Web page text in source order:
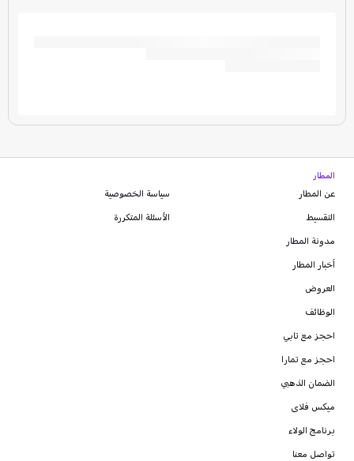
المطار
عن المطار
التقسيط
مدونة المطار
أخبار المطار
العروض
الوظائف
احجز مع تابي
احجز مع تمارا
الضمان الذهبي
ميكس فلاى
برنامج الولاء
سياسة الخصوصية
الأسئلة المتكررة
تواصل معنا